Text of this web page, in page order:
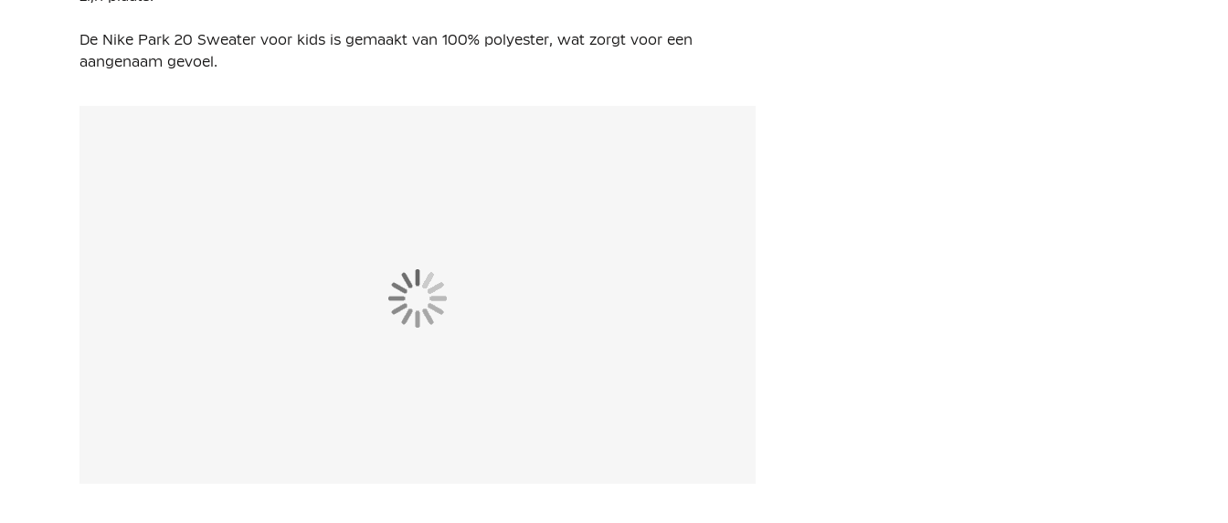
De Nike Park 20 Sweater voor kids is gemaakt van 100% polyester, wat zorgt voor een
aangenaam gevoel.